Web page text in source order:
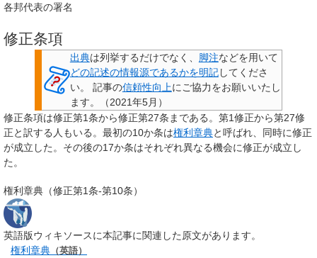
各邦代表の署名
修正条項
出典は列挙するだけでなく、 脚注などを用いて
どの記述の情報源であるかを明記してくださ
い。
記事の信頼性向上にご協力をお願いいたし
ます。
（2021年5月 ）
修正条項は修正第1条から修正第27条まである。第1修正から第27修
正と訳する人もいる。最初の10か条は権利章典と呼ばれ、同時に修正
が成立した。その後の17か条はそれぞれ異なる機会に修正が成立し
た。
権利章典（修正第1条-第10条）
英語版ウィキソースに本記事に関連した原文があります。
権利章典 （英語）